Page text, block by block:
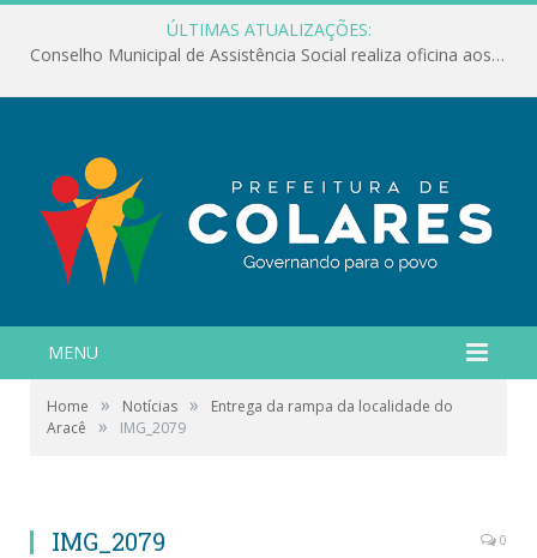
ÚLTIMAS ATUALIZAÇÕES:
Conselho Municipal de Assistência Social realiza oficina aos servidores
MENU
Home » Notícias »
Entrega da rampa da localidade do
Aracê
» IMG_2079
IMG_2079 0